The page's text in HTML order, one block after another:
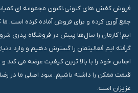
فروش کفش های کتونی،اکنون مجموعه ای کمیاب
جمع آوری کرده و برای فروش آماده کرده است.
ایم! کارمان را سال‌ها پیش در فروشگاه پدری
گرفته ایم فعالیتمان را گسترش دهیم و وارد
اجناس خود را با بالا ترین کیفیت عرضه می کند
قیمت ممکن را داشته باشیم. سود اصلی ما در
عزیزان است.